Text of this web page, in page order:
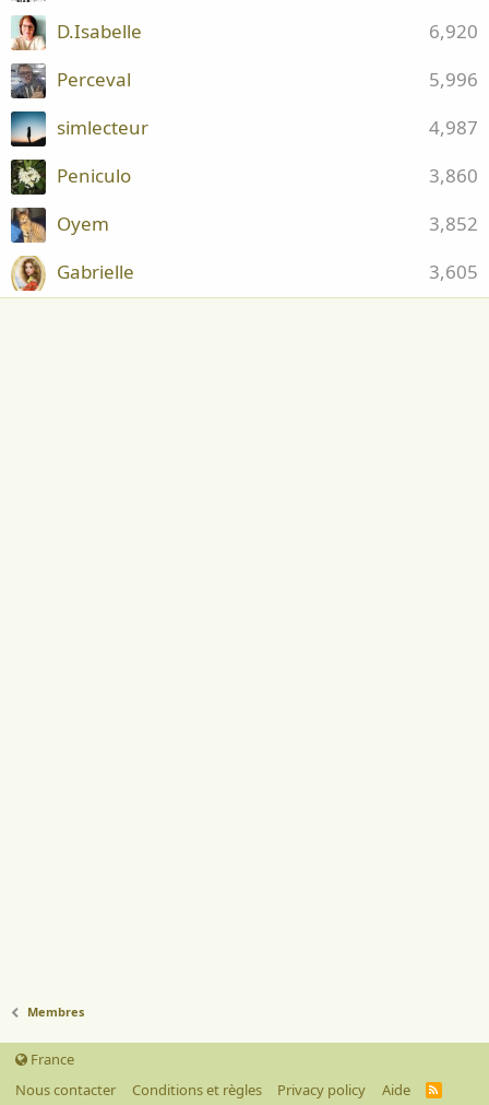
6,920
D.Isabelle
5,996
Perceval
4,987
simlecteur
3,860
Peniculo
3,852
Oyem
3,605
Gabrielle
Membres
France
Nous contacter
Conditions et règles Privacy policy Aide
R